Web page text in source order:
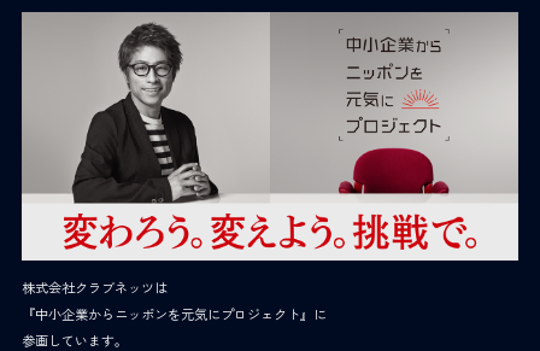
株式会社クラブネッツは
『中小企業からニッポンを元気にプロジェクト』に
参画しています。